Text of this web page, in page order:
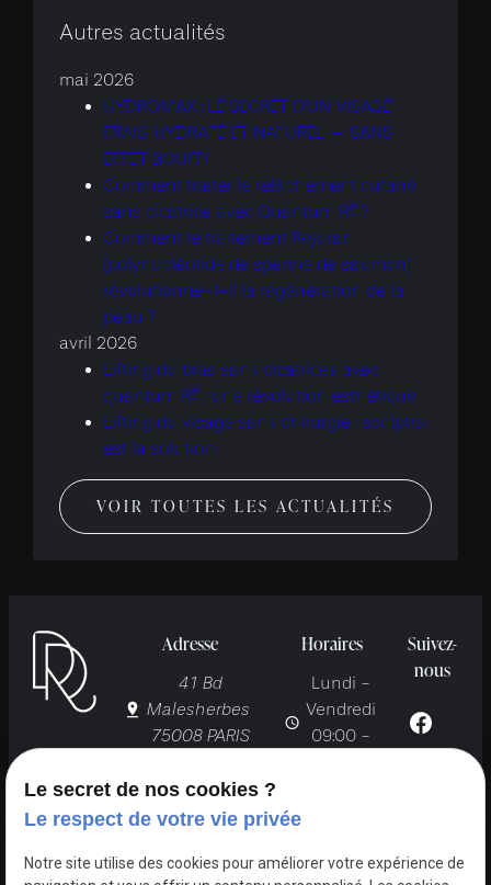
Autres actualités
mai 2026
HYDROMAX : LE SECRET D’UN VISAGE
FRAIS, HYDRATÉ ET NATUREL — SANS
EFFET BOUFFI
Comment traiter le relâchement cutané
sans cicatrice avec Quantum RF ?
Comment le traitement Rejuran
(polynucléotide de sperme de saumon)
révolutionne-t-il la régénération de la
peau ?
avril 2026
Lifting du bras sans cicatrices avec
quantum RF : une révolution esthétique
Lifting du visage sans chirurgie : sculptra
est la solution
VOIR TOUTES LES ACTUALITÉS
Adresse
41 Bd
Malesherbes
75008 PARIS
Horaires
Lundi -
Vendredi
09:00 -
Suivez-
nous
Le secret de nos cookies ?
Le respect de votre vie privée
Notre site utilise des cookies pour améliorer votre expérience de